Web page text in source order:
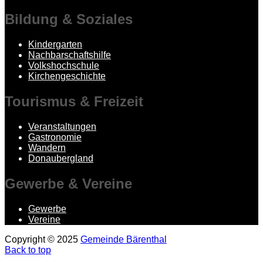
Bildung & Soziales
Kindergarten
Nachbarschaftshilfe
Volkshochschule
Kirchengeschichte
Tourismus & Freizeit
Veranstaltungen
Gastronomie
Wandern
Donaubergland
Gewerbe & Vereine
Gewerbe
Vereine
Copyright © 2025 Gemeinde Bärenthal
Back to top